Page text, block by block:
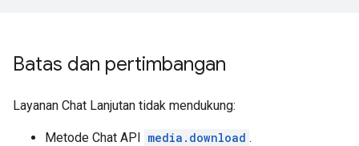
Batas dan pertimbangan
Layanan Chat Lanjutan tidak mendukung:
Metode Chat API media.download .